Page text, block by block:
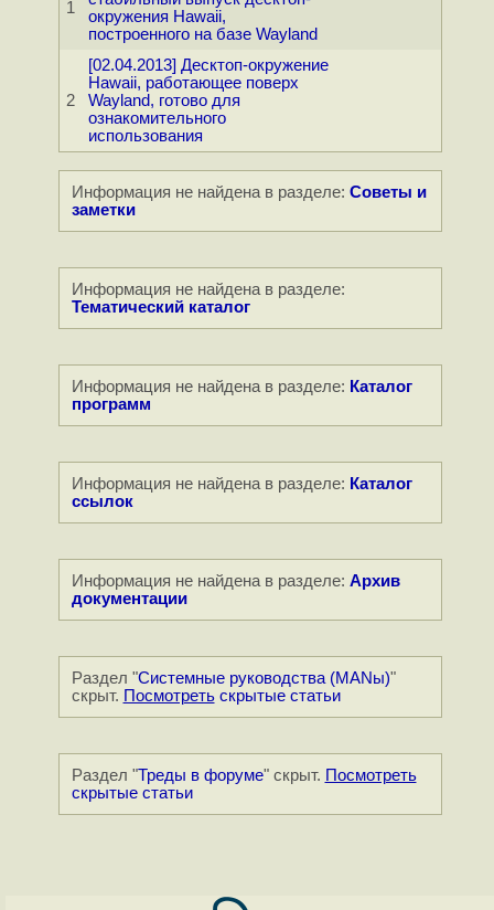
1
окружения Hawaii,
построенного на базе Wayland
2
[02.04.2013] Десктоп-окружение
Hawaii, работающее поверх
Wayland, готово для
ознакомительного
использования
Информация не найдена в разделе: Советы и
заметки
Информация не найдена в разделе:
Тематический каталог
Информация не найдена в разделе: Каталог
программ
Информация не найдена в разделе: Каталог
ссылок
Информация не найдена в разделе: Архив
документации
Раздел "Системные руководства (MANы)"
скрыт. Посмотретьскрытые статьи
Раздел "Треды в форуме" скрыт. Посмотреть
скрытые статьи